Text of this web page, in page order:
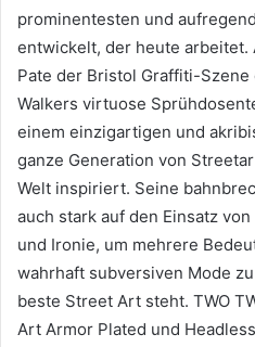
prominentesten und
entwickelt, der heute arbeitet.
Pate der Bristol Graffiti-Szene
Walkers virtuose
einem einzigartigen und
ganze Generation von
Welt inspiriert. Seine
auch stark auf den Einsatz
und Ironie, um mehrere
wahrhaft subversiven Mode
beste Street Art steht. TWO
Art Armor Plated und